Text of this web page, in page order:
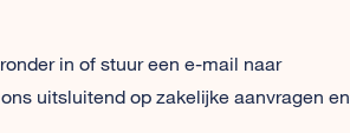
in of stuur een e-mail naar
uitsluitend op zakelijke aanvragen en